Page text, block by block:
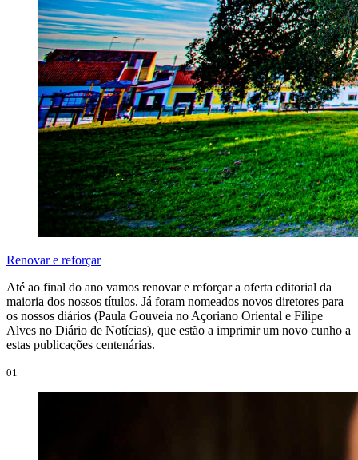
Renovar e reforçar
Até ao final do ano vamos renovar e reforçar a oferta editorial da
maioria dos nossos títulos. Já foram nomeados novos diretores para
os nossos diários (Paula Gouveia no Açoriano Oriental e Filipe
Alves no Diário de Notícias), que estão a imprimir um novo cunho a
estas publicações centenárias.
01